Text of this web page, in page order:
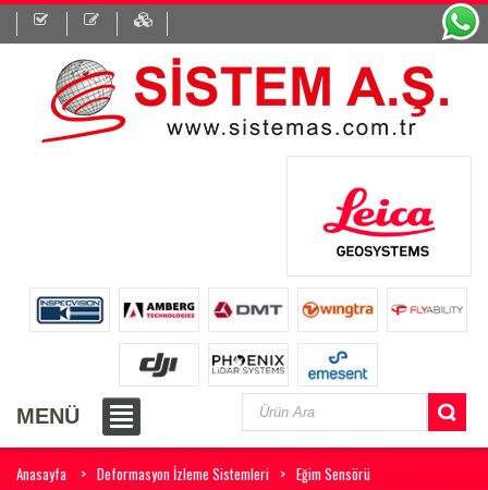
MENÜ
Anasayfa Deformasyon İzleme Sistemleri Eğim Sensörü